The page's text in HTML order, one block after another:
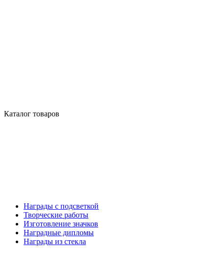
Каталог товаров
Награды с подсветкой
Творческие работы
Изготовление значков
Наградные дипломы
Награды из стекла